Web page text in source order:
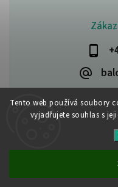
Tento web používá soubory
vyjadřujete souhlas s
Vytvořil